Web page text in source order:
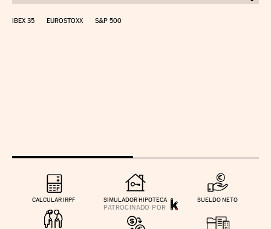
IBEX 35 EUROSTOXX S&P 500
CALCULAR IRPF SIMULADOR HIPOTECA SUELDO NETO